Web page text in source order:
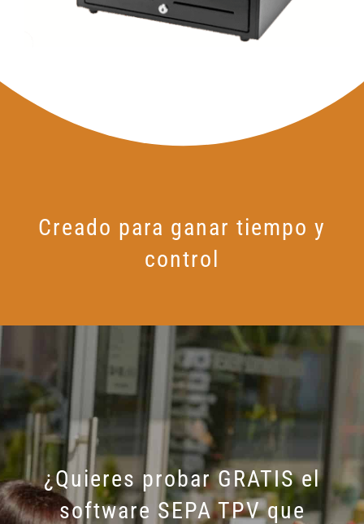
Creado para ganar tiempo y
control
¿Quieres probar GRATIS el
software SEPA TPV que